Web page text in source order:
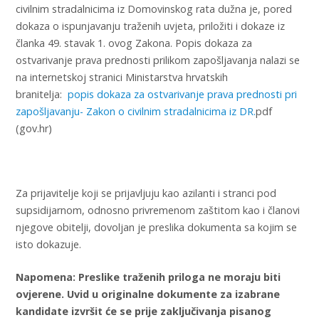
civilnim stradalnicima iz Domovinskog rata dužna je, pored
dokaza o ispunjavanju traženih uvjeta, priložiti i dokaze iz
članka 49. stavak 1. ovog Zakona. Popis dokaza za
ostvarivanje prava prednosti prilikom zapošljavanja nalazi se
na internetskoj stranici Ministarstva hrvatskih
branitelja: popis dokaza za ostvarivanje prava prednosti pri
zapošljavanju- Zakon o civilnim stradalnicima iz DR.pdf
(gov.hr)
Za prijavitelje koji se prijavljuju kao azilanti i stranci pod
supsidijarnom, odnosno privremenom zaštitom kao i članovi
njegove obitelji, dovoljan je preslika dokumenta sa kojim se
isto dokazuje.
Napomena: Preslike traženih priloga ne moraju biti
ovjerene. Uvid u originalne dokumente za izabrane
kandidate izvršit će se prije zaključivanja pisanog